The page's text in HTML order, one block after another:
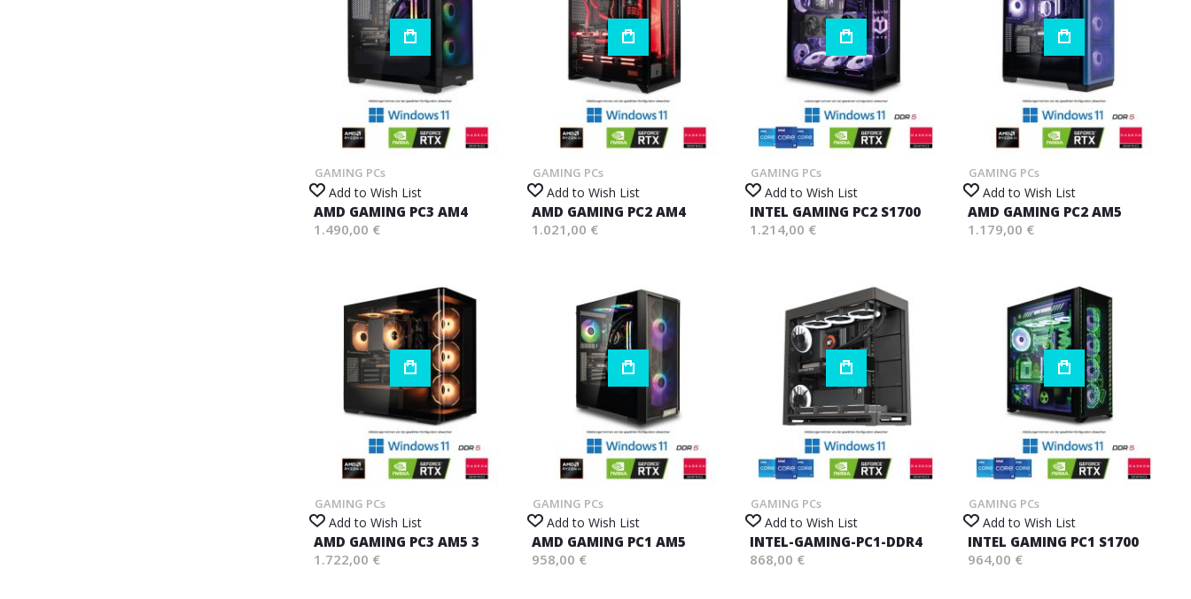
GAMING PCs
Add to Wish List
AMD GAMING PC3 AM4
1.490,00 €
GAMING PCs
Add to Wish List
AMD GAMING PC2 AM4
1.021,00 €
GAMING PCs
Add to Wish List
INTEL GAMING PC2 S1700
1.214,00 €
GAMING PCs
Add to Wish List
AMD GAMING PC2 AM5
1.179,00 €
GAMING PCs
Add to Wish List
AMD GAMING PC3 AM5 3
1.722,00 €
GAMING PCs
Add to Wish List
AMD GAMING PC1 AM5
958,00 €
GAMING PCs
Add to Wish List
INTEL-GAMING-PC1-DDR4
868,00 €
GAMING PCs
Add to Wish List
INTEL GAMING PC1 S1700
964,00 €